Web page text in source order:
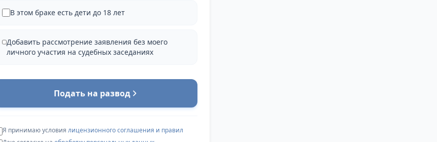
В этом браке есть дети до 18 лет
Добавить рассмотрение заявления без моего
личного участия на судебных заседаниях
Подать на развод
Я принимаю условия лицензионного соглашения и правил